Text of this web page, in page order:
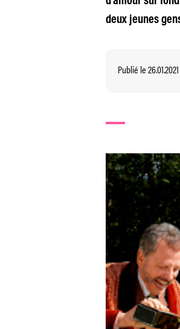
deux jeunes
Publié le 26.01.2021